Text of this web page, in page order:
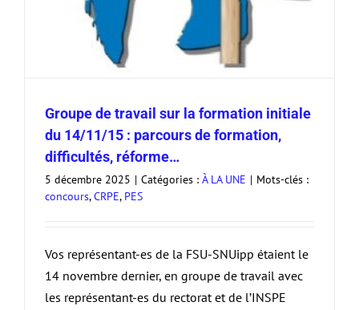
Groupe de travail sur la formation initiale
du 14/11/15 : parcours de formation,
difficultés, réforme…
5 décembre 2025 | Catégories : À LA UNE | Mots-clés :
concours,CRPE, PES
Vos représentant-es de la FSU-SNUipp étaient le
14 novembre dernier, en groupe de travail avec
les représentant-es du rectorat et de l’INSPE